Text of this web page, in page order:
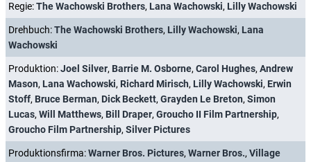
Regie:The Wachowski Brothers, Lana Wachowski, Lilly Wachowski
Drehbuch:The Wachowski Brothers, Lilly Wachowski, Lana
Wachowski
Produktion:Joel Silver, Barrie M. Osborne, Carol Hughes, Andrew
Mason, Lana Wachowski, Richard Mirisch, Lilly Wachowski, Erwin
Stoff, Bruce Berman, Dick Beckett, Grayden Le Breton, Simon
Lucas, Will Matthews, Bill Draper, Groucho II Film Partnership,
Groucho Film Partnership, Silver Pictures
Produktionsfirma:Warner Bros. Pictures, Warner Bros., Village